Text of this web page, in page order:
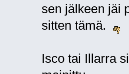
sen jälkeen jäi
sitten tämä.
Isco tai Illarra